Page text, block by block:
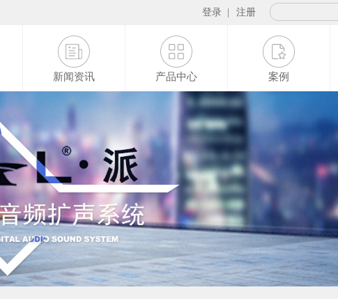
登录 注册
新闻资讯 产品中心 案例